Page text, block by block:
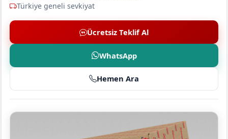
Türkiye geneli sevkiyat
Ücretsiz Teklif Al
WhatsApp
Hemen Ara